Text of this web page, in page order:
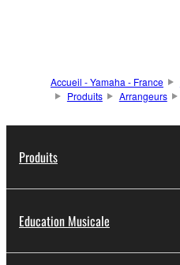
Accueil - Yamaha - France
Produits
Arrangeurs
Produits
Education Musicale